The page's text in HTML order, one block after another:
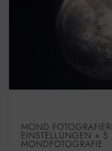
MOND
EINSTELLUNGEN + 5
MONDFOTOGRAFIE